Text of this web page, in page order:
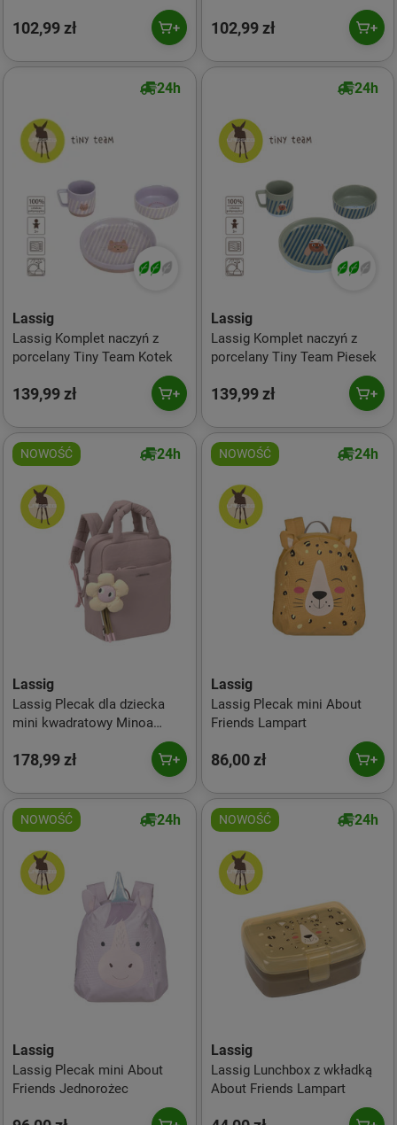
nierdzewnej 3 szt. Tiny Team
Kotek
102,99 zł
nierdzewnej 3 szt. Tiny Team
Piesek
102,99 zł
24h
Lassig
Lassig Komplet naczyń z
porcelany Tiny Team Kotek
139,99 zł
24h
Lassig
Lassig Komplet naczyń z
porcelany Tiny Team Piesek
139,99 zł
NOWOŚĆ 24h
Lassig
Lassig Plecak dla dziecka
mini kwadratowy Minoa
crinkled nylon powder rose
178,99 zł
NOWOŚĆ 24h
Lassig
Lassig Plecak mini About
Friends Lampart
86,00 zł
NOWOŚĆ 24h
Lassig
Lassig Plecak mini About
Friends Jednorożec
NOWOŚĆ 24h
Lassig
Lassig Lunchbox z wkładką
About Friends Lampart